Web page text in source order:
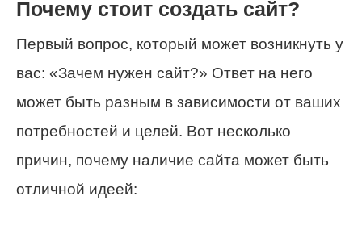
Почему стоит создать сайт?
Первый вопрос, который может возникнуть у
вас: «Зачем нужен сайт?» Ответ на него
может быть разным в зависимости от ваших
потребностей и целей. Вот несколько
причин, почему наличие сайта может быть
отличной идеей: